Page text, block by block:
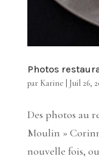
Photos
par Karine Juil 26,
Des photos au
Moulin »
nouvelle fois,